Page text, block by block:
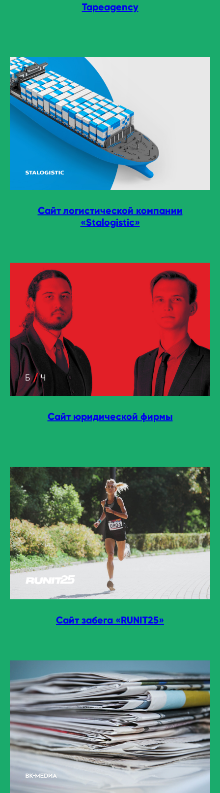
Tapeagency
Сайт логистической компании
«Stalogistic»
Сайт юридической фирмы
Сайт забега «RUNIT25»